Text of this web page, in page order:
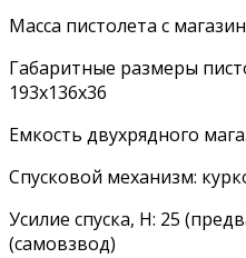
Масса пистолета с
Габаритные размеры
193х136х36
Емкость двухрядного
Спусковой механизм:
Усилие спуска, Н: 25
(самовзвод)